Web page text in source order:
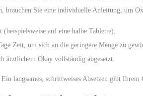
brauchen Sie eine individuelle Anleitung, um
auf eine halbe Tablette).
Zeit, um sich an die geringere Menge zu
ärztlichem Okay vollständig abgesetzt.
langsames, schrittweises Absetzen gibt